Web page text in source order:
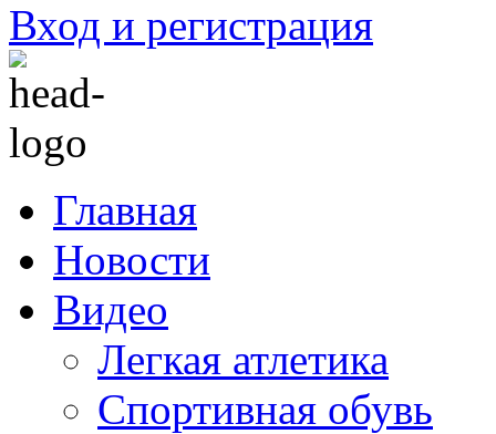
Вход и регистрация
Главная
Новости
Видео
Легкая атлетика
Спортивная обувь